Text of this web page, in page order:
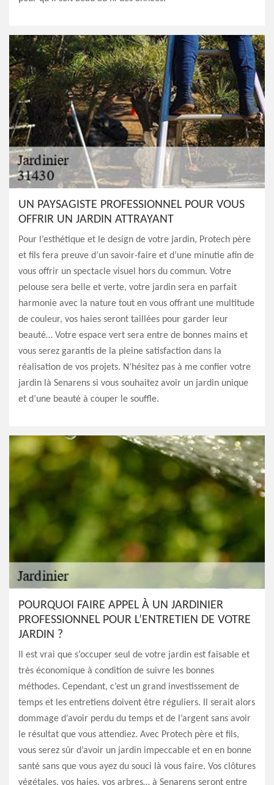
UN PAYSAGISTE PROFESSIONNEL POUR VOUS
OFFRIR UN JARDIN ATTRAYANT
Pour l’esthétique et le design de votre jardin, Protech père
et fils fera preuve d’un savoir-faire et d’une minutie afin de
vous offrir un spectacle visuel hors du commun. Votre
pelouse sera belle et verte, votre jardin sera en parfait
harmonie avec la nature tout en vous offrant une multitude
de couleur, vos haies seront taillées pour garder leur
beauté… Votre espace vert sera entre de bonnes mains et
vous serez garantis de la pleine satisfaction dans la
réalisation de vos projets. N’hésitez pas à me confier votre
jardin là Senarens si vous souhaitez avoir un jardin unique
et d’une beauté à couper le souffle.
POURQUOI FAIRE APPEL À UN JARDINIER
PROFESSIONNEL POUR L’ENTRETIEN DE VOTRE
JARDIN ?
Il est vrai que s’occuper seul de votre jardin est faisable et
très économique à condition de suivre les bonnes
méthodes. Cependant, c’est un grand investissement de
temps et les entretiens doivent être réguliers. Il serait alors
dommage d’avoir perdu du temps et de l’argent sans avoir
le résultat que vous attendiez. Avec Protech père et fils,
vous serez sûr d’avoir un jardin impeccable et en en bonne
santé sans que vous ayez du souci là vous faire. Vos clôtures
végétales, vos haies, vos arbres… à Senarens seront entre